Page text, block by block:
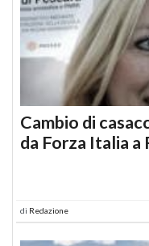
Cambio di
da Forza Italia
di Redazione